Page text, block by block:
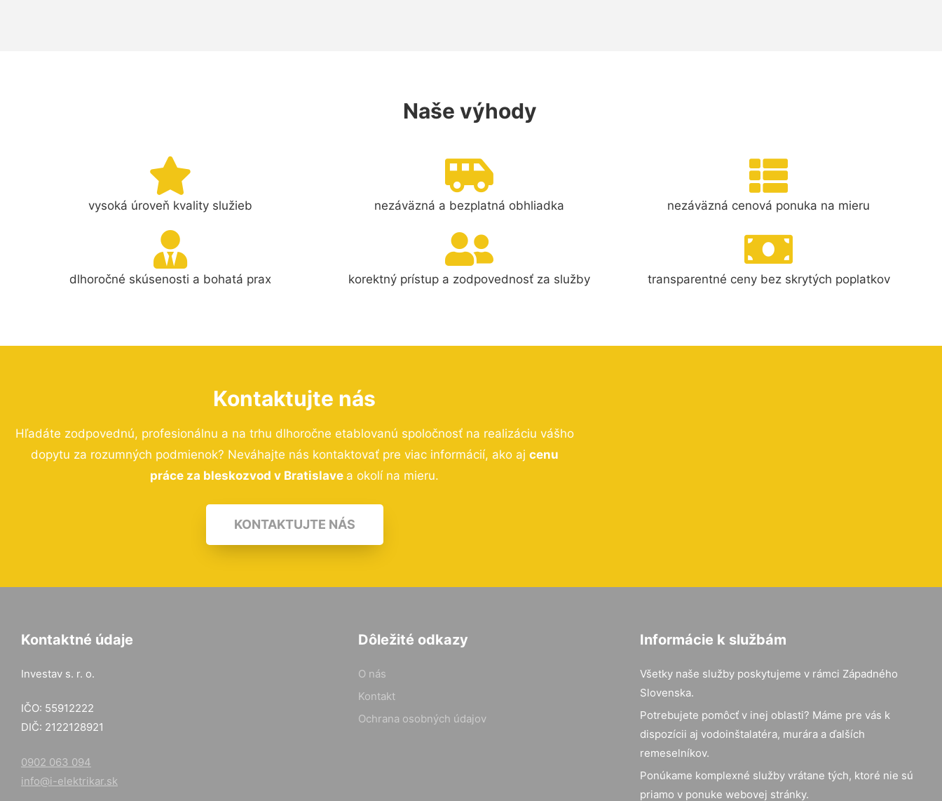
Naše výhody
vysoká úroveň kvality služieb nezáväzná a bezplatná obhliadka nezáväzná cenová ponuka na mieru
dlhoročné skúsenosti a bohatá prax korektný prístup a zodpovednosť za služby transparentné ceny bez skrytých poplatkov
Kontaktujte nás
Hľadáte zodpovednú, profesionálnu a na trhu dlhoročne etablovanú spoločnosť na realizáciu vášho
dopytu za rozumných podmienok? Neváhajte nás kontaktovať pre viac informácií, ako aj cenu
práce za bleskozvod v Bratislave a okolí na mieru.
KONTAKTUJTE NÁS
Kontaktné údaje
Investav s. r. o.
IČO: 55912222
DIČ: 2122128921
0902 063 094
info@i-elektrikar.sk
Dôležité odkazy
O nás
Kontakt
Ochrana osobných údajov
Informácie k službám
Všetky naše služby poskytujeme v rámci Západného
Slovenska.
Potrebujete pomôcť v inej oblasti? Máme pre vás k
dispozícii aj vodoinštalatéra, murára a ďalších
remeselníkov.
Ponúkame komplexné služby vrátane tých, ktoré nie sú
priamo v ponuke webovej stránky.